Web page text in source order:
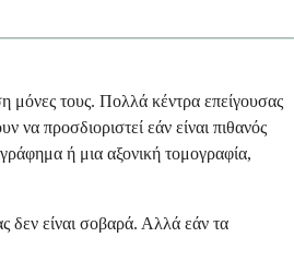
μόνες τους. Πολλά κέντρα επείγουσας
προσδιοριστεί εάν είναι πιθανός
ή μια αξονική τομογραφία,
δεν είναι σοβαρά. Αλλά εάν τα